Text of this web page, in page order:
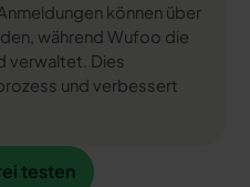
können über
während Wufoo die
verwaltet. Dies
und verbessert
testen